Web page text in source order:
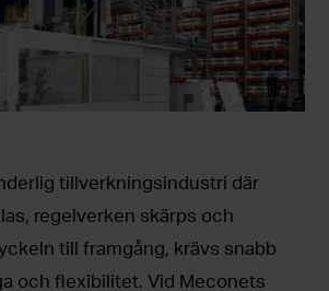
tillverkningsindustri där
regelverken skärps och
till framgång, krävs snabb
och flexibilitet. Vid Meconets